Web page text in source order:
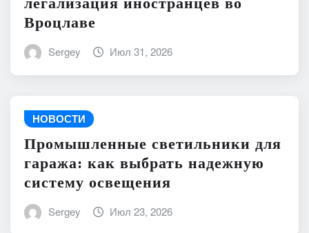
Вроцлаве
Sergey Июл 31, 2026
НОВОСТИ
Промышленные светильники для
гаража: как выбрать надежную
систему освещения
Sergey Июл 23, 2026